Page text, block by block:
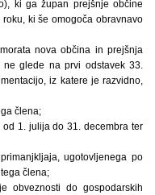
ki ga župan prejšnje občine
ki še omogoča obravnavo
nova občina in prejšnja
glede na prvi odstavek 33.
iz katere je razvidno,
člena;
1. julija do 31. decembra ter
ugotovljenega po
člena;
obveznosti do gospodarskih